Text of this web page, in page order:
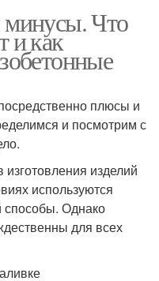
минусы. Что
и как
плюсы и
и посмотрим с
изделий
используются
способы. Однако
для всех